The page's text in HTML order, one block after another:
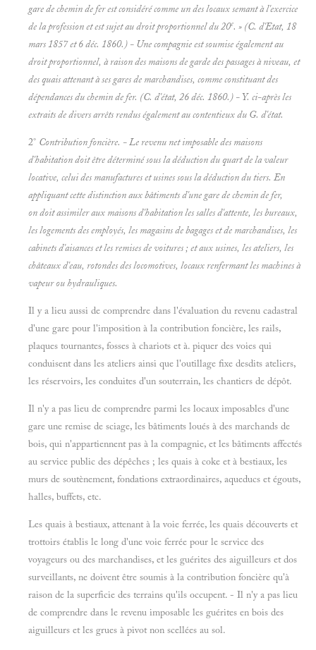
gare de chemin de fer est considéré comme un deslocaux semant àl'exercice
de la profession et est sujet au droit proportionnel du 20e. » (C. d'Etat, 18
mars 1857 et 6 déc. 1860.) - Une compagnie est soumise également au
droit proportionnel, à raison des maisons de garde des passages à niveau, et
des quais attenant à ses gares de marchandises, comme constituant des
dépendances du chemin de fer. (C. d'état, 26 déc. 1860.) - Y. ci-après les
extraits de divers arrêts rendus également au contentieux du G. d'état.
2° Contribution foncière. - Le revenu net imposable des maisons
d'habitation doit être déterminé sous la déduction du quart de la valeur
locative, celui des manufactures et usines sous la déduction du tiers. En
appliquant cette distinction aux bâtiments d'une gare de chemin de fer,
on doit assimiler aux maisons d'habitation les salles d'attente, les bureaux,
les logements des employés, les magasins de bagages et de marchandises, les
cabinets d'aisances et les remises de voitures; et aux usines, les ateliers, les
châteaux d'eau, rotondes des locomotives, locaux renfermant les machines à
vapeur ou hydrauliques.
Il y a lieu aussi de comprendre dans l'évaluation du revenu cadastral
d'une gare pour l'imposition à la contribution foncière, les rails,
plaques tournantes, fosses à chariots et à. piquer des voies qui
conduisent dans les ateliers ainsi que l'outillage fixe desdits ateliers,
les réservoirs, les conduites d'un souterrain, les chantiers de dépôt.
Il n'y a pas lieu de comprendre parmi les locaux imposables d'une
gare une remise de sciage, les bâtiments loués à des marchands de
bois, qui n'appartiennent pas à la compagnie, et les bâtiments affectés
au service public des dépêches ; les quais à coke et à bestiaux, les
murs de soutènement, fondations extraordinaires, aqueducs et égouts,
halles, buffets, etc.
Les quais à bestiaux, attenant à la voie ferrée, les quais découverts et
trottoirs établis le long d'une voie ferrée pour le service des
voyageurs ou des marchandises, et les guérites des aiguilleurs et dos
surveillants, ne doivent être soumis à la contribution foncière qu'à
raison de la superficie des terrains qu'ils occupent. - Il n'y a pas lieu
de comprendre dans le revenu imposable les guérites en bois des
aiguilleurs et les grues à pivot non scellées au sol.